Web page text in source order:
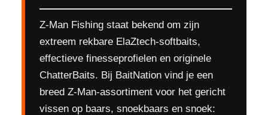
Z-Man Fishing staat bekend om zijn
extreem rekbare ElaZtech-softbaits,
effectieve finesseprofielen en originele
ChatterBaits. Bij BaitNation vind je een
breed Z-Man-assortiment voor het gericht
vissen op baars, snoekbaars en snoek: